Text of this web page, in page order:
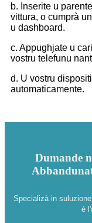
b. Inserite u
vittura, o cumprà
u dashboard.
c. Appughjate u
vostru telefunu
d. U vostru
automaticamente.
Dumande
Specializà in
è